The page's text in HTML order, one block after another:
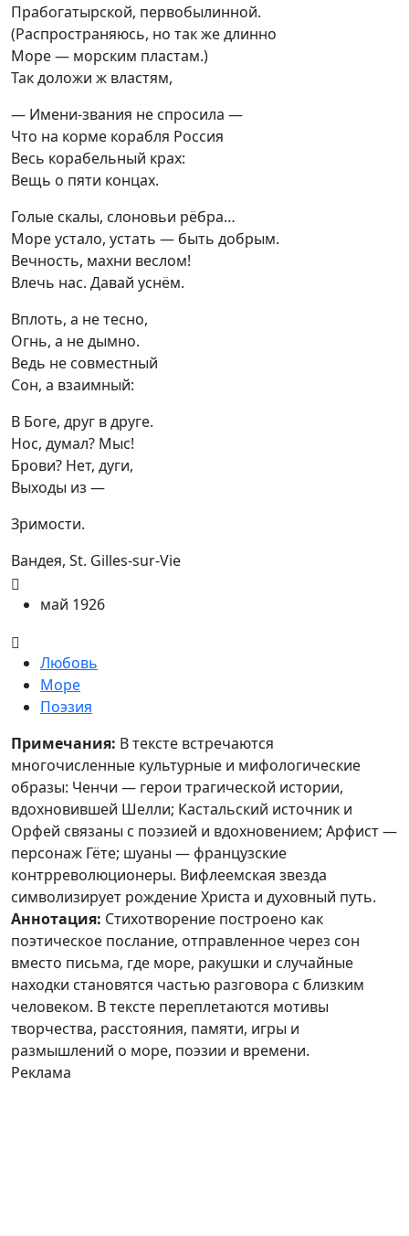
Прабогатырской, первобылинной.
(Распространяюсь, но так же длинно
Море — морским пластам.)
Так доложи ж властям,
— Имени-звания не спросила —
Что на корме корабля Россия
Весь корабельный крах:
Вещь о пяти концах.
Голые скалы, слоновьи рёбра…
Море устало, устать — быть добрым.
Вечность, махни веслом!
Влечь нас. Давай уснём.
Вплоть, а не тесно,
Огнь, а не дымно.
Ведь не совместный
Сон, а взаимный:
В Боге, друг в друге.
Нос, думал? Мыс!
Брови? Нет, дуги,
Выходы из —
Зримости.
Вандея, St. Gilles-sur-Vie
май 1926
Любовь
Море
Поэзия
Примечания
Примечания: В тексте встречаются
многочисленные культурные и мифологические
образы: Ченчи — герои трагической истории,
вдохновившей Шелли; Кастальский источник и
Орфей связаны с поэзией и вдохновением; Арфист —
персонаж Гёте; шуаны — французские
контрреволюционеры. Вифлеемская звезда
символизирует рождение Христа и духовный путь.
Аннотация
Аннотация: Стихотворение построено как
поэтическое послание, отправленное через сон
вместо письма, где море, ракушки и случайные
находки становятся частью разговора с близким
человеком. В тексте переплетаются мотивы
творчества, расстояния, памяти, игры и
размышлений о море, поэзии и времени.
Реклама